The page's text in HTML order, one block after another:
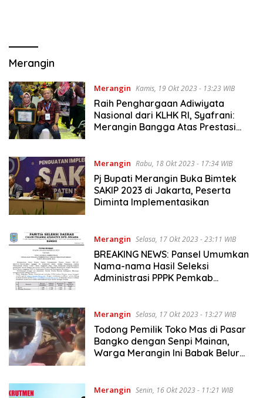
Merangin
Merangin Kamis, 19 Okt 2023 - 13:23 WIB
Raih Penghargaan Adiwiyata
Nasional dari KLHK RI, Syafrani:
Merangin Bangga Atas Prestasi
Merangin Rabu, 18 Okt 2023 - 17:34 WIB
Pj Bupati Merangin Buka Bimtek
SAKIP 2023 di Jakarta, Peserta
Diminta Implementasikan
Merangin Selasa, 17 Okt 2023 - 23:11 WIB
BREAKING NEWS: Pansel Umumkan
Nama-nama Hasil Seleksi
Administrasi PPPK Pemkab
Merangin Selasa, 17 Okt 2023 - 13:27 WIB
Todong Pemilik Toko Mas di Pasar
Bangko dengan Senpi Mainan,
Warga Merangin Ini Babak Belur
Merangin Senin, 16 Okt 2023 - 11:21 WIB